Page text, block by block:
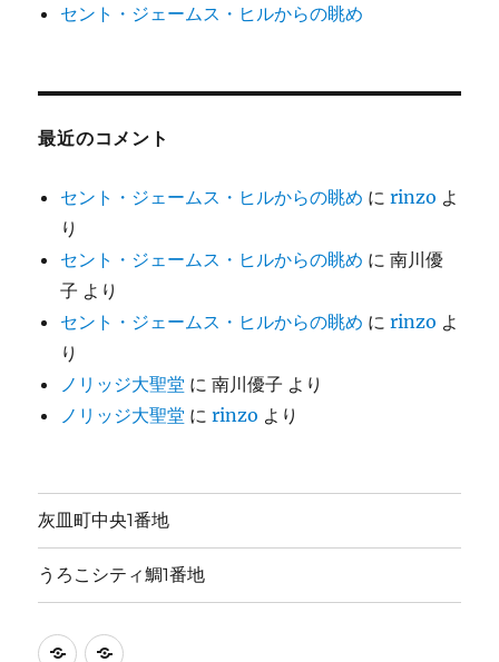
セント・ジェームス・ヒルからの眺め
最近のコメント
セント・ジェームス・ヒルからの眺め にrinzo よ
り
セント・ジェームス・ヒルからの眺め に南川優
子 より
セント・ジェームス・ヒルからの眺め にrinzo よ
り
ノリッジ大聖堂 に南川優子 より
ノリッジ大聖堂 にrinzo より
灰皿町中央1番地
うろこシティ鯛1番地
灰 う